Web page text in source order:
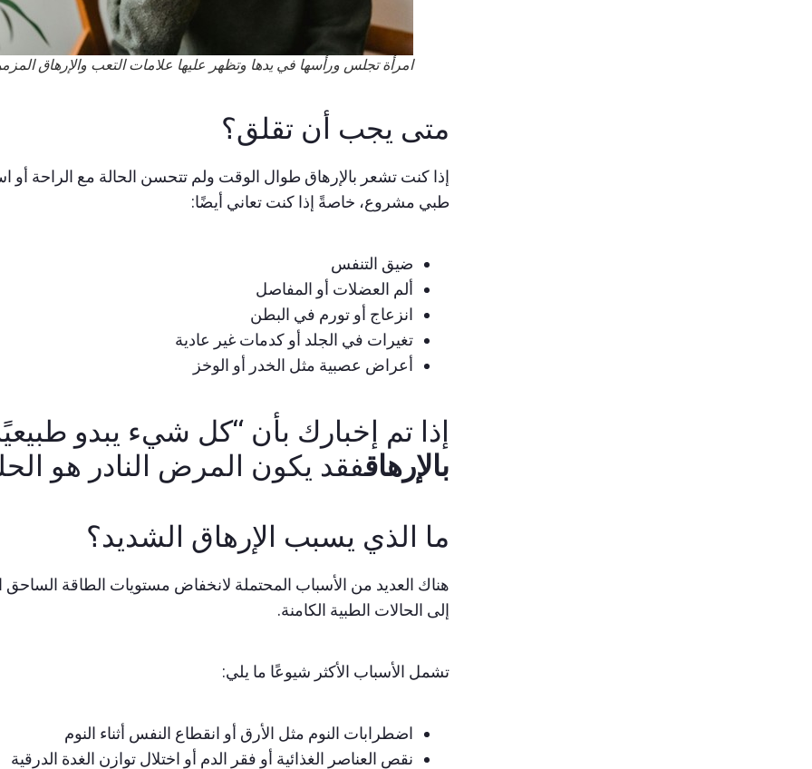
امرأة تجلس ورأسها في يدها وتظهر عليها علامات التعب والإرهاق
متى يجب أن تقلق؟
إذا كنت تشعر بالإرهاق طوال الوقت ولم تتحسن الحالة مع الراحة
طبي مشروع، خاصةً إذا كنت تعاني أيضًا:
ضيق التنفس
ألم العضلات أو المفاصل
انزعاج أو تورم في البطن
تغيرات في الجلد أو كدمات غير عادية
أعراض عصبية مثل الخدر أو الوخز
إذا تم إخبارك بأن “كل شيء يبدو
بالإرهاقفقد يكون المرض النادر هو
ما الذي يسبب الإرهاق الشديد؟
هناك العديد من الأسباب المحتملة لانخفاض مستويات الطاقة الساحق
إلى الحالات الطبية الكامنة.
تشمل الأسباب الأكثر شيوعًا ما يلي:
اضطرابات النوم مثل الأرق أو انقطاع النفس أثناء النوم
نقص العناصر الغذائية أو فقر الدم أو اختلال توازن الغدة الدرقية